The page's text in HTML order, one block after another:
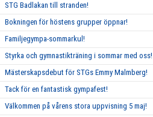
STG Badlakan till stranden!
Bokningen för höstens grupper öppnar!
Familjegympa-sommarkul!
Styrka och gymnastikträning i sommar med oss!
Mästerskapsdebut för STGs Emmy Malmberg!
Tack för en fantastisk gympafest!
Välkommen på vårens stora uppvisning 5 maj!